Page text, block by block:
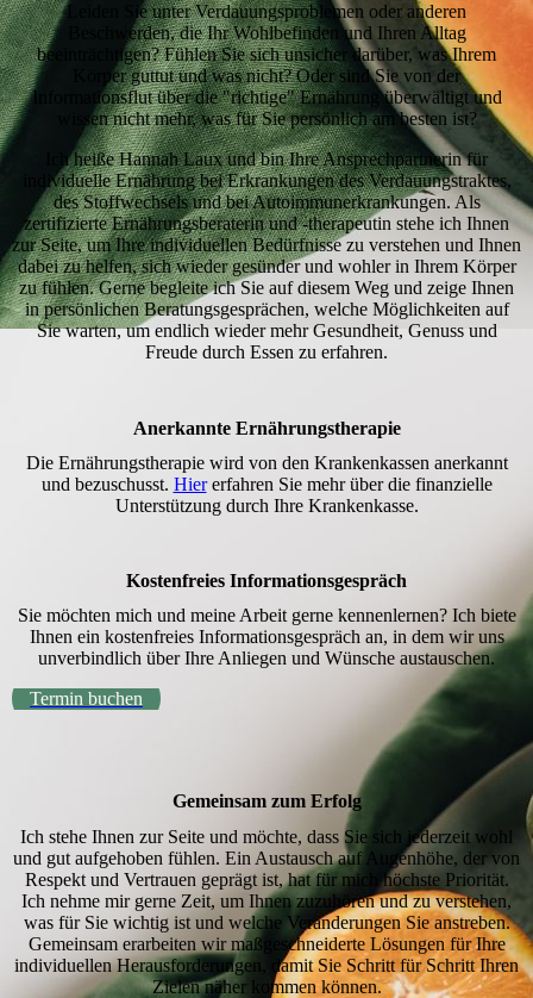
Leiden Sie unter Verdauungsproblemen oder anderen
Beschwerden, die Ihr Wohlbefinden und Ihren Alltag
beeinträchtigen? Fühlen Sie sich unsicher darüber, was Ihrem
Körper guttut und was nicht? Oder sind Sie von der
Informationsflut über die "richtige" Ernährung überwältigt und
wissen nicht mehr, was für Sie persönlich am besten ist?
Ich heiße Hannah Laux und bin Ihre Ansprechpartnerin für
individuelle Ernährung bei Erkrankungen des Verdauungstraktes,
des Stoffwechsels und bei Autoimmunerkrankungen. Als
zertifizierte Ernährungsberaterin und -therapeutin stehe ich Ihnen
zur Seite, um Ihre individuellen Bedürfnisse zu verstehen und Ihnen
dabei zu helfen, sich wieder gesünder und wohler in Ihrem Körper
zu fühlen. Gerne begleite ich Sie auf diesem Weg und zeige Ihnen
in persönlichen Beratungsgesprächen, welche Möglichkeiten auf
Sie warten, um endlich wieder mehr Gesundheit, Genuss und
Freude durch Essen zu erfahren.
Anerkannte Ernährungstherapie
Die Ernährungstherapie wird von den Krankenkassen anerkannt
und bezuschusst. Hiererfahren Sie mehr über die finanzielle
Unterstützung durch Ihre Krankenkasse.
Kostenfreies Informationsgespräch
Sie möchten mich und meine Arbeit gerne kennenlernen? Ich biete
Ihnen ein kostenfreies Informationsgespräch an, in dem wir uns
unverbindlich über Ihre Anliegen und Wünsche austauschen.
Termin buchen
Gemeinsam zum Erfolg
Ich stehe Ihnen zur Seite und möchte, dass Sie sich jederzeit wohl
und gut aufgehoben fühlen. Ein Austausch auf Augenhöhe, der von
Respekt und Vertrauen geprägt ist, hat für mich höchste Priorität.
Ich nehme mir gerne Zeit, um Ihnen zuzuhören und zu verstehen,
was für Sie wichtig ist und welche Veränderungen Sie anstreben.
Gemeinsam erarbeiten wir maßgeschneiderte Lösungen für Ihre
individuellen Herausforderungen, damit Sie Schritt für Schritt Ihren
Zielen näher kommen können.